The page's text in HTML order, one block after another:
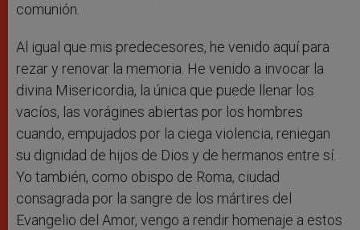
comunión.
Al igual que mis predecesores, he venido aquí para
rezar y renovar la memoria. He venido a invocar la
divina Misericordia, la única que puede llenar los
vacíos, las vorágines abiertas por los hombres
cuando, empujados por la ciega violencia, reniegan
su dignidad de hijos de Dios y de hermanos entre sí.
Yo también, como obispo de Roma, ciudad
consagrada por la sangre de los mártires del
Evangelio del Amor, vengo a rendir homenaje a estos